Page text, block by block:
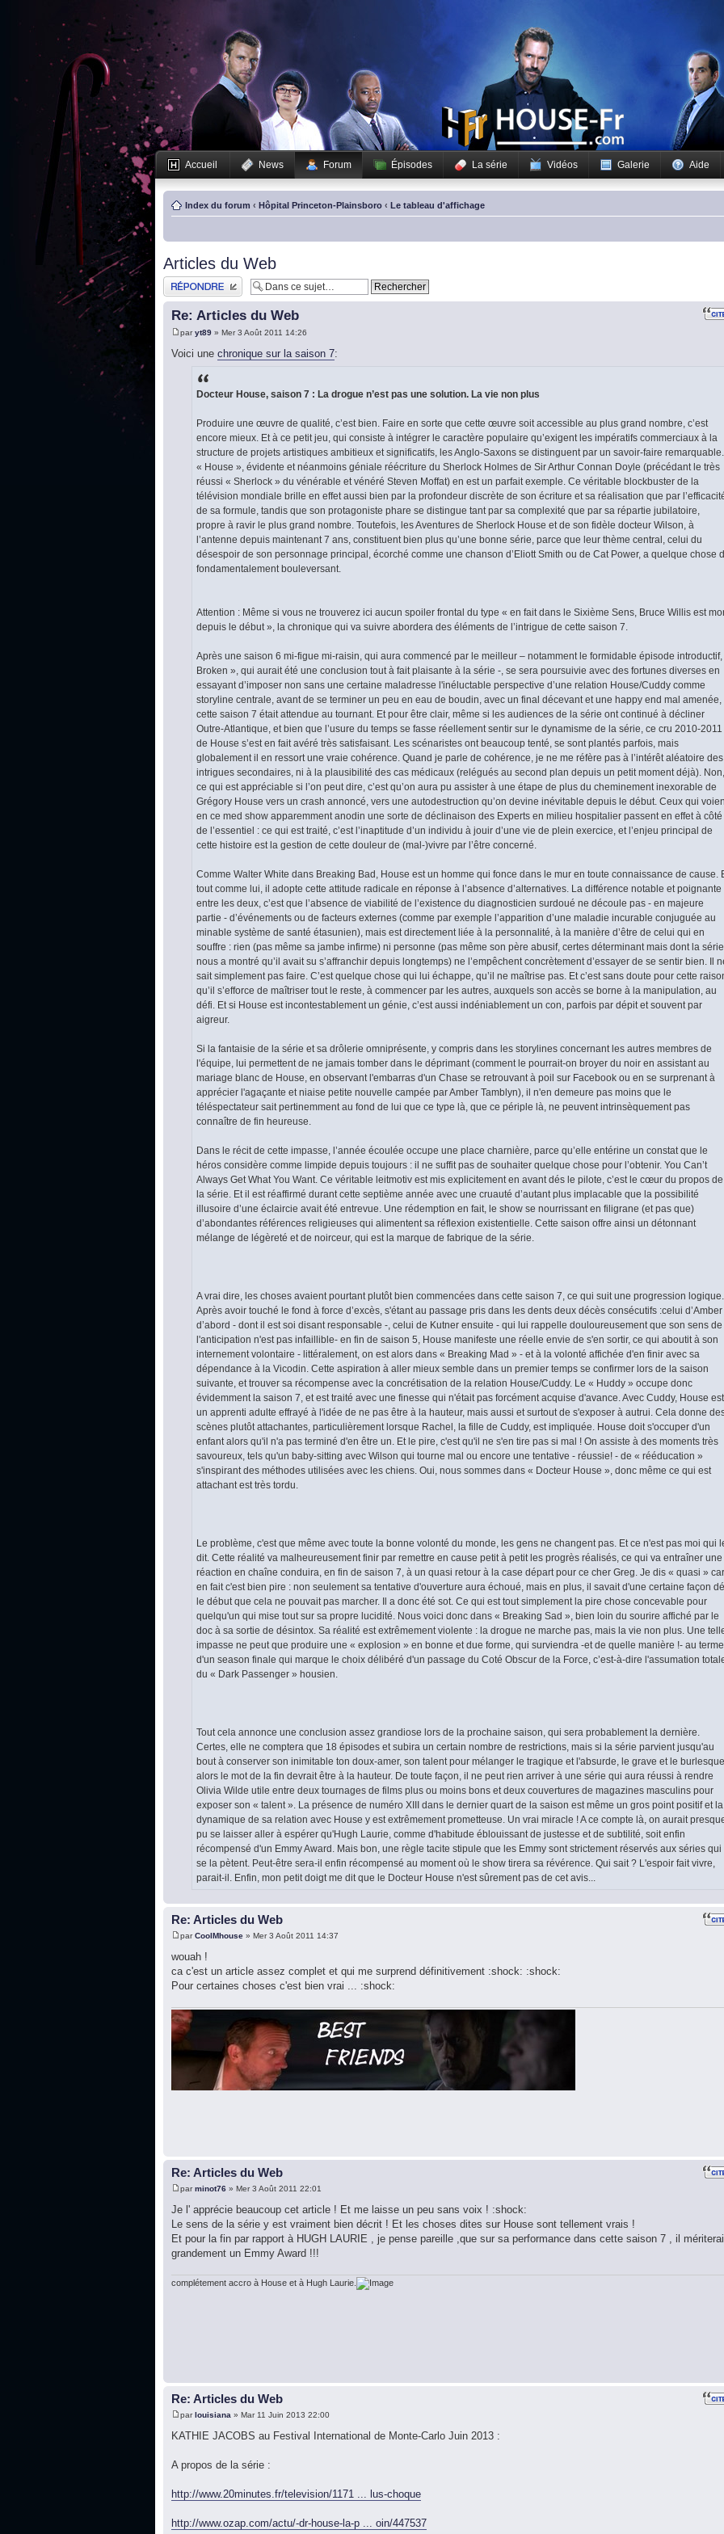
Accueil News Forum Épisodes La série Vidéos Galerie Aide
Index du forum ‹ Hôpital Princeton-Plainsboro ‹ Le tableau d'affichage
Articles du Web
Publier une réponse
Re: Articles du Web
paryt89 » Mer 3 Août 2011 14:26
Voici une chronique sur la saison 7:
Docteur House, saison 7 : La drogue n’est pas une solution. La vie non plus
Produire une œuvre de qualité, c’est bien. Faire en sorte que cette œuvre soit accessible au plus grand nombre, c’est
encore mieux. Et à ce petit jeu, qui consiste à intégrer le caractère populaire qu’exigent les impératifs commerciaux à la
structure de projets artistiques ambitieux et significatifs, les Anglo-Saxons se distinguent par un savoir-faire remarquable.
« House », évidente et néanmoins géniale réécriture du Sherlock Holmes de Sir Arthur Connan Doyle (précédant le très
réussi « Sherlock » du vénérable et vénéré Steven Moffat) en est un parfait exemple. Ce véritable blockbuster de la
télévision mondiale brille en effet aussi bien par la profondeur discrète de son écriture et sa réalisation que par
de sa formule, tandis que son protagoniste phare se distingue tant par sa complexité que par sa répartie jubilatoire,
propre à ravir le plus grand nombre. Toutefois, les Aventures de Sherlock House et de son fidèle docteur Wilson, à
l’antenne depuis maintenant 7 ans, constituent bien plus qu’une bonne série, parce que leur thème central, celui du
désespoir de son personnage principal, écorché comme une chanson d’Eliott Smith ou de Cat Power, a quelque chose
fondamentalement bouleversant.
Attention : Même si vous ne trouverez ici aucun spoiler frontal du type « en fait dans le Sixième Sens, Bruce Willis est
depuis le début », la chronique qui va suivre abordera des éléments de l’intrigue de cette saison 7.
Après une saison 6 mi-figue mi-raisin, qui aura commencé par le meilleur – notamment le formidable épisode introductif,
Broken », qui aurait été une conclusion tout à fait plaisante à la série -, se sera poursuivie avec des fortunes diverses en
essayant d’imposer non sans une certaine maladresse l'inéluctable perspective d’une relation House/Cuddy comme
storyline centrale, avant de se terminer un peu en eau de boudin, avec un final décevant et une happy end mal amenée,
cette saison 7 était attendue au tournant. Et pour être clair, même si les audiences de la série ont continué à décliner
Outre-Atlantique, et bien que l’usure du temps se fasse réellement sentir sur le dynamisme de la série, ce cru 2010-2011
de House s’est en fait avéré très satisfaisant. Les scénaristes ont beaucoup tenté, se sont plantés parfois, mais
globalement il en ressort une vraie cohérence. Quand je parle de cohérence, je ne me réfère pas à l’intérêt aléatoire des
intrigues secondaires, ni à la plausibilité des cas médicaux (relégués au second plan depuis un petit moment déjà). Non,
ce qui est appréciable si l’on peut dire, c’est qu’on aura pu assister à une étape de plus du cheminement inexorable de
Grégory House vers un crash annoncé, vers une autodestruction qu’on devine inévitable depuis le début. Ceux qui
en ce med show apparemment anodin une sorte de déclinaison des Experts en milieu hospitalier passent en effet à côté
de l’essentiel : ce qui est traité, c’est l’inaptitude d’un individu à jouir d’une vie de plein exercice, et l’enjeu principal de
cette histoire est la gestion de cette douleur de (mal-)vivre par l’être concerné.
Comme Walter White dans Breaking Bad, House est un homme qui fonce dans le mur en toute connaissance de cause.
tout comme lui, il adopte cette attitude radicale en réponse à l’absence d’alternatives. La différence notable et poignante
entre les deux, c’est que l’absence de viabilité de l’existence du diagnosticien surdoué ne découle pas - en majeure
partie - d’événements ou de facteurs externes (comme par exemple l’apparition d’une maladie incurable conjuguée au
minable système de santé étasunien), mais est directement liée à la personnalité, à la manière d’être de celui qui en
souffre : rien (pas même sa jambe infirme) ni personne (pas même son père abusif, certes déterminant mais dont la série
nous a montré qu’il avait su s’affranchir depuis longtemps) ne l’empêchent concrètement d’essayer de se sentir bien. Il
sait simplement pas faire. C’est quelque chose qui lui échappe, qu’il ne maîtrise pas. Et c’est sans doute pour cette
qu’il s’efforce de maîtriser tout le reste, à commencer par les autres, auxquels son accès se borne à la manipulation, au
défi. Et si House est incontestablement un génie, c’est aussi indéniablement un con, parfois par dépit et souvent par
aigreur.
Si la fantaisie de la série et sa drôlerie omniprésente, y compris dans les storylines concernant les autres membres de
l'équipe, lui permettent de ne jamais tomber dans le déprimant (comment le pourrait-on broyer du noir en assistant au
mariage blanc de House, en observant l'embarras d'un Chase se retrouvant à poil sur Facebook ou en se surprenant à
apprécier l'agaçante et niaise petite nouvelle campée par Amber Tamblyn), il n'en demeure pas moins que le
téléspectateur sait pertinemment au fond de lui que ce type là, que ce périple là, ne peuvent intrinsèquement pas
connaître de fin heureuse.
Dans le récit de cette impasse, l’année écoulée occupe une place charnière, parce qu’elle entérine un constat que le
héros considère comme limpide depuis toujours : il ne suffit pas de souhaiter quelque chose pour l’obtenir. You Can’t
Always Get What You Want. Ce véritable leitmotiv est mis explicitement en avant dés le pilote, c’est le cœur du propos de
la série. Et il est réaffirmé durant cette septième année avec une cruauté d’autant plus implacable que la possibilité
illusoire d’une éclaircie avait été entrevue. Une rédemption en fait, le show se nourrissant en filigrane (et pas que)
d’abondantes références religieuses qui alimentent sa réflexion existentielle. Cette saison offre ainsi un détonnant
mélange de légèreté et de noirceur, qui est la marque de fabrique de la série.
A vrai dire, les choses avaient pourtant plutôt bien commencées dans cette saison 7, ce qui suit une progression logique.
Après avoir touché le fond à force d’excès, s'étant au passage pris dans les dents deux décès consécutifs :celui d’Amber
d’abord - dont il est soi disant responsable -, celui de Kutner ensuite - qui lui rappelle douloureusement que son sens de
l'anticipation n'est pas infaillible- en fin de saison 5, House manifeste une réelle envie de s'en sortir, ce qui aboutit à son
internement volontaire - littéralement, on est alors dans « Breaking Mad » - et à la volonté affichée d'en finir avec sa
dépendance à la Vicodin. Cette aspiration à aller mieux semble dans un premier temps se confirmer lors de la saison
suivante, et trouver sa récompense avec la concrétisation de la relation House/Cuddy. Le « Huddy » occupe donc
évidemment la saison 7, et est traité avec une finesse qui n'était pas forcément acquise d'avance. Avec Cuddy, House est
un apprenti adulte effrayé à l'idée de ne pas être à la hauteur, mais aussi et surtout de s'exposer à autrui. Cela donne
scènes plutôt attachantes, particulièrement lorsque Rachel, la fille de Cuddy, est impliquée. House doit s'occuper d'un
enfant alors qu'il n'a pas terminé d'en être un. Et le pire, c'est qu'il ne s'en tire pas si mal ! On assiste à des moments très
savoureux, tels qu'un baby-sitting avec Wilson qui tourne mal ou encore une tentative - réussie! - de « rééducation »
s'inspirant des méthodes utilisées avec les chiens. Oui, nous sommes dans « Docteur House », donc même ce qui est
attachant est très tordu.
Le problème, c'est que même avec toute la bonne volonté du monde, les gens ne changent pas. Et ce n'est pas moi qui
dit. Cette réalité va malheureusement finir par remettre en cause petit à petit les progrès réalisés, ce qui va entraîner une
réaction en chaîne conduira, en fin de saison 7, à un quasi retour à la case départ pour ce cher Greg. Je dis « quasi » car
en fait c'est bien pire : non seulement sa tentative d'ouverture aura échoué, mais en plus, il savait d'une certaine façon
le début que cela ne pouvait pas marcher. Il a donc été sot. Ce qui est tout simplement la pire chose concevable pour
quelqu'un qui mise tout sur sa propre lucidité. Nous voici donc dans « Breaking Sad », bien loin du sourire affiché par le
doc à sa sortie de désintox. Sa réalité est extrêmement violente : la drogue ne marche pas, mais la vie non plus. Une
impasse ne peut que produire une « explosion » en bonne et due forme, qui surviendra -et de quelle manière !- au terme
d'un season finale qui marque le choix délibéré d'un passage du Coté Obscur de la Force, c’est-à-dire l'assumation
du « Dark Passenger » housien.
Tout cela annonce une conclusion assez grandiose lors de la prochaine saison, qui sera probablement la dernière.
Certes, elle ne comptera que 18 épisodes et subira un certain nombre de restrictions, mais si la série parvient jusqu'au
bout à conserver son inimitable ton doux-amer, son talent pour mélanger le tragique et l'absurde, le grave et le
alors le mot de la fin devrait être à la hauteur. De toute façon, il ne peut rien arriver à une série qui aura réussi à rendre
Olivia Wilde utile entre deux tournages de films plus ou moins bons et deux couvertures de magazines masculins pour
exposer son « talent ». La présence de numéro XIII dans le dernier quart de la saison est même un gros point positif et la
dynamique de sa relation avec House y est extrêmement prometteuse. Un vrai miracle ! A ce compte là, on aurait
pu se laisser aller à espérer qu'Hugh Laurie, comme d'habitude éblouissant de justesse et de subtilité, soit enfin
récompensé d'un Emmy Award. Mais bon, une règle tacite stipule que les Emmy sont strictement réservés aux séries qui
se la pètent. Peut-être sera-il enfin récompensé au moment où le show tirera sa révérence. Qui sait ? L'espoir fait vivre,
parait-il. Enfin, mon petit doigt me dit que le Docteur House n'est sûrement pas de cet avis...
Re: Articles du Web
parCoolMhouse » Mer 3 Août 2011 14:37
wouah !
ca c'est un article assez complet et qui me surprend définitivement :shock: :shock:
Pour certaines choses c'est bien vrai ... :shock:
Re: Articles du Web
parminot76 » Mer 3 Août 2011 22:01
Je l' apprécie beaucoup cet article ! Et me laisse un peu sans voix ! :shock:
Le sens de la série y est vraiment bien décrit ! Et les choses dites sur House sont tellement vrais !
Et pour la fin par rapport à HUGH LAURIE , je pense pareille ,que sur sa performance dans cette saison 7 , il
grandement un Emmy Award !!!
complétement accro à House et à Hugh Laurie.
Re: Articles du Web
parlouisiana » Mar 11 Juin 2013 22:00
KATHIE JACOBS au Festival International de Monte-Carlo Juin 2013 :
A propos de la série :
http://www.20minutes.fr/television/1171 ... lus-choque
http://www.ozap.com/actu/-dr-house-la-p ... oin/447537